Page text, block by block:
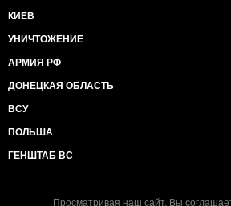
КИЕВ
УНИЧТОЖЕНИЕ
АРМИЯ РФ
ДОНЕЦКАЯ ОБЛАСТЬ
ВСУ
ПОЛЬША
ГЕНШТАБ ВС
Просматривая наш сайт, Вы